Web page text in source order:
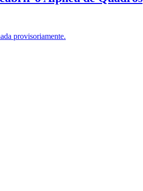
provisoriamente.